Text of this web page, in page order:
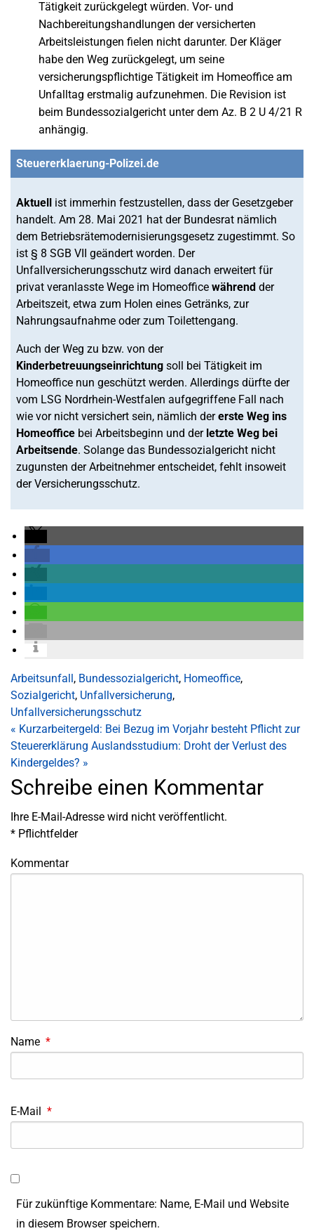
Tätigkeit zurückgelegt würden. Vor- und
Nachbereitungshandlungen der versicherten
Arbeitsleistungen fielen nicht darunter. Der Kläger
habe den Weg zurückgelegt, um seine
versicherungspflichtige Tätigkeit im Homeoffice am
Unfalltag erstmalig aufzunehmen. Die Revision ist
beim Bundessozialgericht unter dem Az. B 2 U 4/21 R
anhängig.
Steuererklaerung-Polizei.de
Aktuell ist immerhin festzustellen, dass der Gesetzgeber
handelt. Am 28. Mai 2021 hat der Bundesrat nämlich
dem Betriebsrätemodernisierungsgesetz zugestimmt. So
ist § 8 SGB VII geändert worden. Der
Unfallversicherungsschutz wird danach erweitert für
privat veranlasste Wege im Homeoffice während der
Arbeitszeit, etwa zum Holen eines Getränks, zur
Nahrungsaufnahme oder zum Toilettengang.
Auch der Weg zu bzw. von der
Kinderbetreuungseinrichtung soll bei Tätigkeit im
Homeoffice nun geschützt werden. Allerdings dürfte der
vom LSG Nordrhein-Westfalen aufgegriffene Fall nach
wie vor nicht versichert sein, nämlich dererste Weg ins
Homeoffice bei Arbeitsbeginn und der letzte Weg bei
Arbeitsende. Solange das Bundessozialgericht nicht
zugunsten der Arbeitnehmer entscheidet, fehlt insoweit
der Versicherungsschutz.
Arbeitsunfall, Bundessozialgericht, Homeoffice,
Sozialgericht, Unfallversicherung,
Unfallversicherungsschutz
« Kurzarbeitergeld: Bei Bezug im Vorjahr besteht Pflicht zur
Steuererklärung Auslandsstudium: Droht der Verlust des
Kindergeldes? »
Schreibe einen Kommentar
Ihre E-Mail-Adresse wird nicht veröffentlicht.
* Pflichtfelder
Kommentar
Name *
E-Mail *
Für zukünftige Kommentare: Name, E-Mail und Website
in diesem Browser speichern.